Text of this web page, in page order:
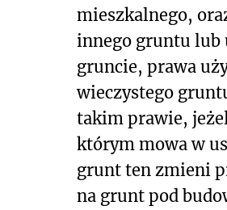
mieszkalnego,
innego gruntu lub
gruncie, prawa
wieczystego
takim prawie,
którym mowa w
grunt ten zmieni
na grunt pod